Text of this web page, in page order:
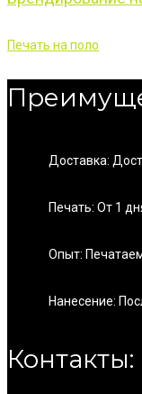
Печать на поло
Доставка:
Печать: От 1
Опыт:
Нанесение:
Контакты: